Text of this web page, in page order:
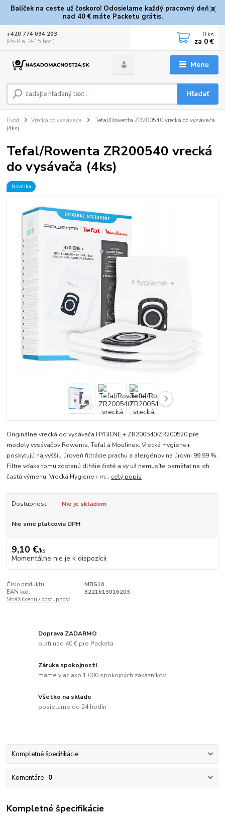
Balíček na ceste už čoskoro! Odosielame každý pracovný deň a
nad 40 € máte Packetu grátis.
Menu
Hľadať
+420 774 694 203
(Po-Pia, 9-15 hod.)
0 ks
za 0 €
Úvod Vrecká do vysávača
Tefal/Rowenta ZR200540 vrecká do vysávača
(4ks)
Tefal/Rowenta ZR200540 vrecká
do vysávača (4ks)
Novinka
Originálne vrecká do vysávača HYGIENE + ZR200540/ZR200520 pre
modely vysávačov Rowenta, Tefal a Moulinex. Vrecká Hygiene+
poskytujú najvyššiu úroveň filtrácie prachu a alergénov na úrovni 99,99 %.
Filtre vďaka tomu zostanú dlhšie čisté a vy už nemusíte pamätať na ich
častú výmenu. Vrecká Hygiene+ m... celý popis
Dostupnosť Nie je skladom
Nie sme platcovia DPH
9,10 €/ks
Momentálne nie je k dispozícii
Číslo produktu:
MBS10
EAN kód:
3221613016203
Strážiť cenu / dostupnosť
Doprava ZADARMO
platí nad 40 € pre Packeta
Záruka spokojnosti
máme viac ako 1 000 spokojných zákazníkov
Všetko na sklade
posielame do 24 hodín
Kompletné špecifikácie
Komentáre 0
Kompletné špecifikácie